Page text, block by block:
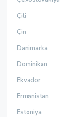
Çili
Çin
Danimarka
Dominikan
Ekvador
Ermənistan
Estoniya